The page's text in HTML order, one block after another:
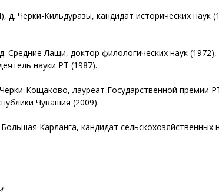
д. Черки-Кильдуразы, кандидат исторических
Средние Лащи, доктор филологических наук
науки РТ (1987).
Кощаково, лауреат Государственной премии
Чувашия (2009).
Карланга, кандидат